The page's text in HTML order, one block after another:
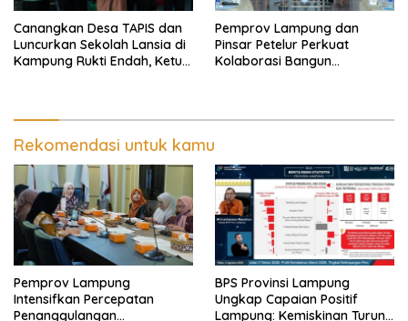
Canangkan Desa TAPIS dan
Luncurkan Sekolah Lansia di
Kampung Rukti Endah, Ketua
Pemprov Lampung dan
Pinsar Petelur Perkuat
Kolaborasi Bangun
Rekomendasi untuk kamu
Pemprov Lampung
Intensifkan Percepatan
Penanggulangan
BPS Provinsi Lampung
Ungkap Capaian Positif
Lampung: Kemiskinan Turun,